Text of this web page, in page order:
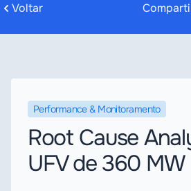
Voltar
Performance & Monitoramento
Root Cause
UFV de 360 MW